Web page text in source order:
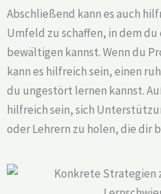
Abschließend kann es auch
Umfeld zu schaffen, in dem
bewältigen kannst. Wenn du
kann es hilfreich sein, einen
du ungestört lernen kannst.
hilfreich sein, sich
oder Lehrern zu holen, die dir